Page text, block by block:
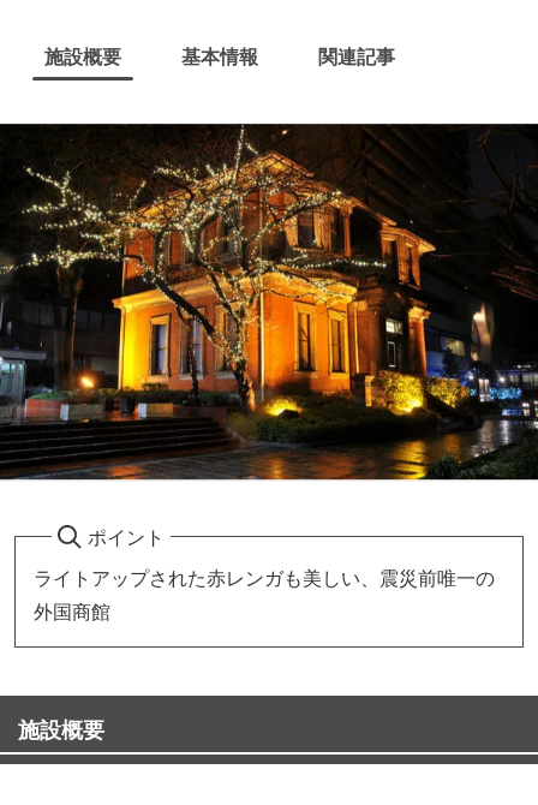
施設概要 基本情報 関連記事
ポイント
ライトアップされた赤レンガも美しい、震災前唯一の
外国商館
施設概要